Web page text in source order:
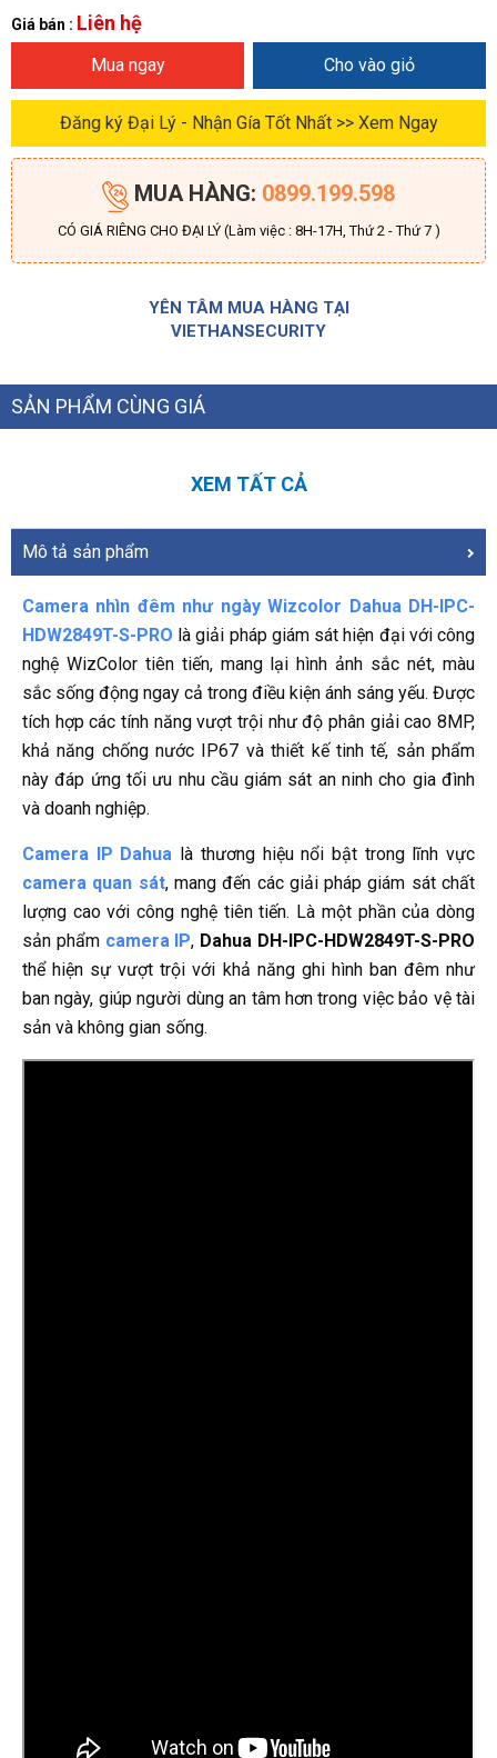
Giá bán : Liên hệ
Mua ngay Cho vào giỏ
Đăng ký Đại Lý - Nhận Gía Tốt Nhất >> Xem Ngay
MUA HÀNG: 0899.199.598
CÓ GIÁ RIÊNG CHO ĐẠI LÝ (Làm việc : 8H-17H, Thứ 2 - Thứ 7 )
YÊN TÂM MUA HÀNG TẠI
VIETHANSECURITY
SẢN PHẨM CÙNG GIÁ
XEM TẤT CẢ
Mô tả sản phẩm
Camera nhìn đêm như ngày Wizcolor Dahua DH-IPC-
HDW2849T-S-PRO là giải pháp giám sát hiện đại với công
nghệ WizColor tiên tiến, mang lại hình ảnh sắc nét, màu
sắc sống động ngay cả trong điều kiện ánh sáng yếu. Được
tích hợp các tính năng vượt trội như độ phân giải cao 8MP,
khả năng chống nước IP67 và thiết kế tinh tế, sản phẩm
này đáp ứng tối ưu nhu cầu giám sát an ninh cho gia đình
và doanh nghiệp.
Camera IP Dahua là thương hiệu nổi bật trong lĩnh vực
camera quan sát, mang đến các giải pháp giám sát chất
lượng cao với công nghệ tiên tiến. Là một phần của dòng
sản phẩm camera IP, Dahua DH-IPC-HDW2849T-S-PRO
thể hiện sự vượt trội với khả năng ghi hình ban đêm như
ban ngày, giúp người dùng an tâm hơn trong việc bảo vệ tài
sản và không gian sống.